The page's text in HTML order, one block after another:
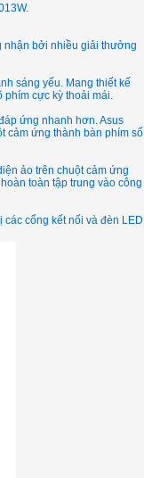
nhận bởi nhiều giải thưởng
sáng yếu. Mang thiết kế
phím cực kỳ thoải mái.
ứng nhanh hơn. Asus
cảm ứng thành bàn phím số
ảo trên chuột cảm ứng
toàn tập trung vào công
cổng kết nối và đèn LED